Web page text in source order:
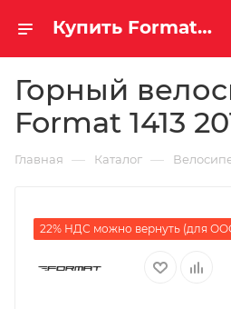
Купить Format 1413 2014 за рублей, а со скидкой
Горный
Format 1413
Главная — Каталог —
22% НДС можно вернуть (для